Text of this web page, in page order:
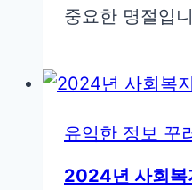
중요한 명절입
유익한 정보 꾸
2024년 사회복